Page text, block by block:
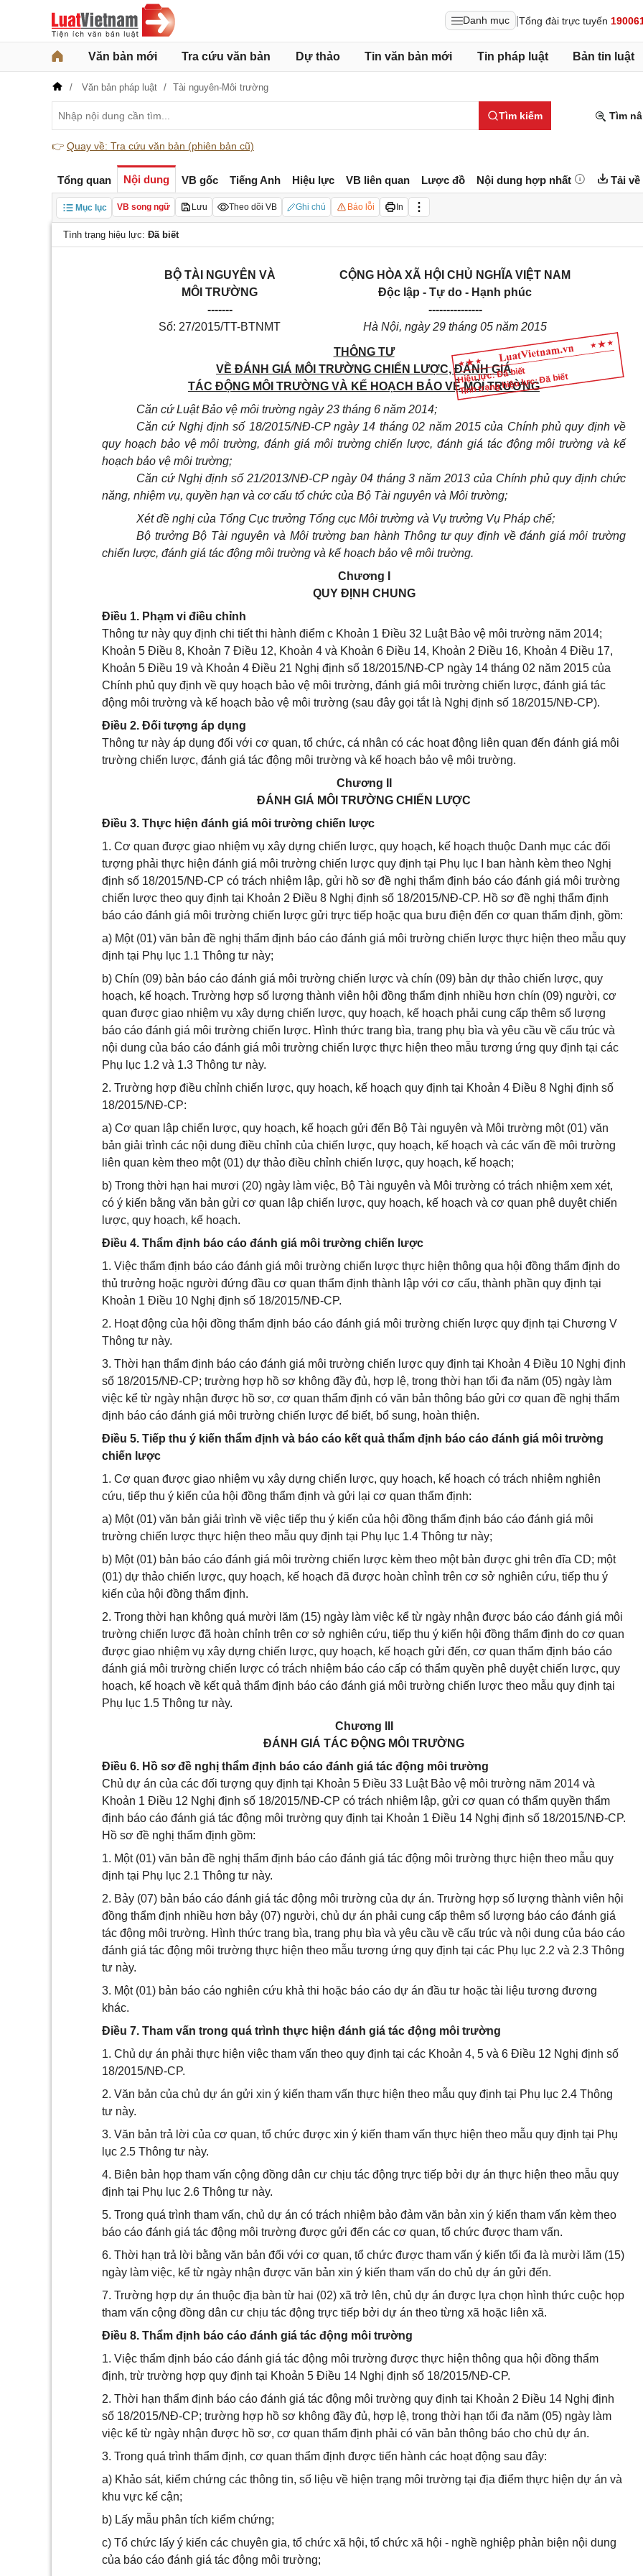
Danh mục Tổng đài trực tuyến
Văn bản mới Tra cứu văn bản Dự thảo Tin văn bản mới Tin pháp luật Bản tin luật
Văn bản pháp luật Tài nguyên-Môi trường
Tìm kiếm Tìm
👉 Quay về: Tra cứu văn bản (phiên bản cũ)
Tổng quan Nội dung VB gốc Tiếng Anh Hiệu lực VB liên quan Lược đồ Nội dung hợp nhất Tải về
Mục lục VB song ngữ Lưu Theo dõi VB Ghi chú Báo lỗi In
Tình trạng hiệu lực: Đã biết
Hiệu lực: Đã biết
Tình trạng hiệu lực: Đã biết
BỘ TÀI NGUYÊN VÀ
MÔI TRƯỜNG
-------
Số: 27/2015/TT-BTNMT
CỘNG HÒA XÃ HỘI CHỦ NGHĨA VIỆT NAM
Độc lập - Tự do - Hạnh phúc
---------------
Hà Nội, ngày 29 tháng 05 năm 2015
THÔNG TƯ
VỀ ĐÁNH GIÁ MÔI TRƯỜNG CHIẾN LƯỢC, ĐÁNH GIÁ
TÁC ĐỘNG MÔI TRƯỜNG VÀ KẾ HOẠCH BẢO VỆ MÔI TRƯỜNG
Căn cứ Luật Bảo vệ môi trường ngày 23 tháng 6 năm 2014;
Căn cứ Nghị định số 18/2015/NĐ-CP ngày 14 tháng 02 năm 2015 của Chính phủquy định về
quy hoạch bảo vệ môi trường, đánh giá môi trường chiến lược, đánh giá tác động môi trường và kế
hoạch bảo vệ môi trường;
Căn cứ Nghị định số 21/2013/NĐ-CP ngày 04 tháng3 năm 2013 của Chính phủquy định chức
năng, nhiệm vụ, quyền hạn và cơ cấu tổ chức của Bộ Tài nguyên và Môi trường;
Xét đề nghị của Tổng Cục trưởng Tổng cục Môi trường và Vụ trưởng Vụ Pháp chế;
Bộ trưởng Bộ Tài nguyên và Môi trường ban hành Thông tư quy định về đánh giá môi trường
chiến lược, đánh giá tác động môi trường và kế hoạch bảo vệ môi trường.
Chương I
QUY ĐỊNH CHUNG
Điều 1. Phạm vi điều chỉnh
Thông tư này quy định chi tiết thi hành điểm c Khoản 1 Điều 32 Luật Bảo vệ môi trường năm 2014;
Khoản 5 Điều 8, Khoản 7 Điều 12, Khoản 4 và Khoản 6 Điều 14, Khoản 2 Điều 16, Khoản 4 Điều 17,
Khoản 5 Điều 19 và Khoản 4 Điều 21 Nghị định số 18/2015/NĐ-CP ngày 14 tháng 02 năm 2015 của
Chính phủ quy định về quy hoạch bảo vệ môi trường, đánh giá môi trường chiến lược, đánh giá tác
động môi trường và kế hoạch bảo vệ môi trường (sau đây gọi tắt là Nghị định số 18/2015/NĐ-CP).
Điều 2. Đối tượng áp dụng
Thông tư này áp dụng đối với cơ quan, tổ chức, cá nhân có các hoạt động liên quan đến đánh giá môi
trường chiến lược, đánh giá tác động môi trường và kế hoạch bảo vệ môi trường.
Chương II
ĐÁNH GIÁ MÔI TRƯỜNG CHIẾN LƯỢC
Điều 3. Thực hiện đánh giá môi trường chiến lược
1. Cơ quan được giao nhiệm vụ xây dựng chiến lược, quy hoạch, kế hoạch thuộc Danh mục các đối
tượng phải thực hiện đánh giá môi trường chiến lược quy định tại Phụ lục I ban hành kèm theo Nghị
định số 18/2015/NĐ-CP có trách nhiệm lập, gửi hồ sơ đề nghị thẩm định báo cáo đánh giá môi trường
chiến lược theo quy định tại Khoản 2 Điều 8 Nghị định số 18/2015/NĐ-CP. Hồ sơ đề nghị thẩm định
báo cáo đánh giá môi trường chiến lược gửi trực tiếp hoặc qua bưu điện đến cơ quan thẩm định, gồm:
a) Một (01) văn bản đề nghị thẩm định báo cáo đánh giá môi trường chiến lược thực hiện theo mẫu quy
định tại Phụ lục 1.1 Thông tư này;
b) Chín (09) bản báo cáo đánh giá môi trường chiến lược và chín (09) bản dự thảo chiến lược, quy
hoạch, kế hoạch. Trường hợp số lượng thành viên hội đồng thẩm định nhiều hơn chín (09) người, cơ
quan được giao nhiệm vụ xây dựng chiến lược, quy hoạch, kế hoạch phải cung cấp thêm số lượng
báo cáo đánh giá môi trường chiến lược. Hình thức trang bìa, trang phụ bìa và yêu cầu về cấu trúc và
nội dung của báo cáo đánh giá môi trường chiến lược thực hiện theo mẫu tương ứng quy định tại các
Phụ lục 1.2 và 1.3 Thông tư này.
2. Trường hợp điều chỉnh chiến lược, quy hoạch, kế hoạch quy định tại Khoản 4 Điều 8 Nghị định số
18/2015/NĐ-CP:
a) Cơ quan lập chiến lược, quy hoạch, kế hoạch gửi đến Bộ Tài nguyên và Môi trường một (01) văn
bản giải trình các nội dung điều chỉnh của chiến lược, quy hoạch, kế hoạch và các vấn đề môi trường
liên quan kèm theo một (01) dự thảo điều chỉnh chiến lược, quy hoạch, kế hoạch;
b) Trong thời hạn hai mươi (20) ngày làm việc, Bộ Tài nguyên và Môi trường có trách nhiệm xem xét,
có ý kiến bằng văn bản gửi cơ quan lập chiến lược, quy hoạch, kế hoạch và cơ quan phê duyệt chiến
lược, quy hoạch, kế hoạch.
Điều 4. Thẩm định báo cáo đánh giá môi trường chiến lược
1. Việc thẩm định báo cáo đánh giá môi trường chiến lược thực hiện thông qua hội đồng thẩm định do
thủ trưởng hoặc người đứng đầu cơ quan thẩm định thành lập với cơ cấu, thành phần quy định tại
Khoản 1 Điều 10 Nghị định số 18/2015/NĐ-CP.
2. Hoạt động của hội đồng thẩm định báo cáo đánh giá môi trường chiến lược quy định tại Chương V
Thông tư này.
3. Thời hạn thẩm định báo cáo đánh giá môi trường chiến lược quy định tại Khoản 4 Điều 10 Nghị định
số 18/2015/NĐ-CP; trường hợp hồ sơ không đầy đủ, hợp lệ, trong thời hạn tối đa năm (05) ngày làm
việc kể từ ngày nhận được hồ sơ, cơ quan thẩm định có văn bản thông báo gửi cơ quan đề nghị thẩm
định báo cáo đánh giá môi trường chiến lược để biết, bổ sung, hoàn thiện.
Điều 5. Tiếp thu ý kiến thẩm định và báo cáo kết quả thẩm định báo cáo đánh giá môi trường
chiến lược
1. Cơ quan được giao nhiệm vụ xây dựng chiến lược, quy hoạch, kế hoạch có trách nhiệm nghiên
cứu, tiếp thu ý kiến của hội đồng thẩm định và gửi lại cơ quan thẩm định:
a) Một (01) văn bản giải trình về việc tiếp thu ý kiến của hội đồng thẩm định báo cáo đánh giá môi
trường chiến lược thực hiện theo mẫu quy định tại Phụ lục 1.4 Thông tư này;
b) Một (01) bản báo cáo đánh giá môi trường chiến lược kèm theo một bản được ghi trên đĩa CD; một
(01) dự thảo chiến lược, quy hoạch, kế hoạch đã được hoàn chỉnh trên cơ sở nghiên cứu, tiếp thu ý
kiến của hội đồng thẩm định.
2. Trong thời hạn không quá mười lăm (15) ngày làm việc kể từ ngày nhận được báo cáo đánh giá môi
trường chiến lược đã hoàn chỉnh trên cơ sở nghiên cứu, tiếp thu ý kiến hội đồng thẩm định do cơ quan
được giao nhiệm vụ xây dựng chiến lược, quy hoạch, kế hoạch gửi đến, cơ quan thẩm định báo cáo
đánh giá môi trường chiến lược có trách nhiệm báo cáo cấp có thẩm quyền phê duyệt chiến lược, quy
hoạch, kế hoạch về kết quả thẩm định báo cáo đánh giá môi trường chiến lược theo mẫu quy định tại
Phụ lục 1.5 Thông tư này.
Chương III
ĐÁNH GIÁ TÁC ĐỘNG MÔI TRƯỜNG
Điều 6. Hồ sơ đề nghị thẩm định báo cáo đánh giá tác động môi trường
Chủ dự án của các đối tượng quy định tại Khoản 5 Điều 33 Luật Bảo vệ môi trường năm 2014 và
Khoản 1 Điều 12 Nghị định số 18/2015/NĐ-CP có trách nhiệm lập, gửi cơ quan có thẩm quyền thẩm
định báo cáo đánh giá tác động môi trường quy định tại Khoản 1 Điều 14 Nghị định số 18/2015/NĐ-CP.
Hồ sơ đề nghị thẩm định gồm:
1. Một (01) văn bản đề nghị thẩm định báo cáo đánh giá tác động môi trường thực hiện theo mẫu quy
định tại Phụ lục 2.1 Thông tư này.
2. Bảy (07) bản báo cáo đánh giá tác động môi trường của dự án. Trường hợp số lượng thành viên hội
đồng thẩm định nhiều hơn bảy (07) người, chủ dự án phải cung cấp thêm số lượng báo cáo đánh giá
tác động môi trường. Hình thức trang bìa, trang phụ bìa và yêu cầu về cấu trúc và nội dung của báo cáo
đánh giá tác động môi trường thực hiện theo mẫu tương ứng quy định tại các Phụ lục 2.2 và 2.3 Thông
tư này.
3. Một (01) bản báo cáo nghiên cứu khả thi hoặc báo cáo dự án đầu tư hoặc tài liệu tương đương
khác.
Điều 7. Tham vấn trong quá trình thực hiện đánh giá tác động môi trường
1. Chủ dự án phải thực hiện việc tham vấn theo quy định tại các Khoản 4, 5 và 6 Điều 12 Nghị định số
18/2015/NĐ-CP.
2. Văn bản của chủ dự án gửi xin ý kiến tham vấn thực hiện theo mẫu quy định tại Phụ lục 2.4 Thông
tư này.
3. Văn bản trả lời của cơ quan, tổ chức được xin ý kiến tham vấn thực hiện theo mẫu quy định tại Phụ
lục 2.5 Thông tư này.
4. Biên bản họp tham vấn cộng đồng dân cư chịu tác động trực tiếp bởi dự án thực hiện theo mẫu quy
định tại Phụ lục 2.6 Thông tư này.
5. Trong quá trình tham vấn, chủ dự án có trách nhiệm bảo đảm văn bản xin ý kiến tham vấn kèm theo
báo cáo đánh giá tác động môi trường được gửi đến các cơ quan, tổ chức được tham vấn.
6. Thời hạn trả lời bằng văn bản đối với cơ quan, tổ chức được tham vấn ý kiến tối đa là mười lăm (15)
ngày làm việc, kể từ ngày nhận được văn bản xin ý kiến tham vấn do chủ dự án gửi đến.
7. Trường hợp dự án thuộc địa bàn từ hai (02) xã trở lên, chủ dự án được lựa chọn hình thức cuộc họp
tham vấn cộng đồng dân cư chịu tác động trực tiếp bởi dự án theo từng xã hoặc liên xã.
Điều 8. Thẩm định báo cáo đánh giá tác động môi trường
1. Việc thẩm định báo cáo đánh giá tác động môi trường được thực hiện thông qua hội đồng thẩm
định, trừ trường hợp quy định tại Khoản 5 Điều 14 Nghị định số 18/2015/NĐ-CP.
2. Thời hạn thẩm định báo cáo đánh giá tác động môi trường quy định tại Khoản 2 Điều 14 Nghị định
số 18/2015/NĐ-CP; trường hợp hồ sơ không đầy đủ, hợp lệ, trong thời hạn tối đa năm (05) ngày làm
việc kể từ ngày nhận được hồ sơ, cơ quan thẩm định phải có văn bản thông báo cho chủ dự án.
3. Trong quá trình thẩm định, cơ quan thẩm định được tiến hành các hoạt động sau đây:
a) Khảo sát, kiểm chứng các thông tin, số liệu về hiện trạng môi trường tại địa điểm thực hiện dự án và
khu vực kế cận;
b) Lấy mẫu phân tích kiểm chứng;
c) Tổ chức lấy ý kiến các chuyên gia, tổ chức xã hội, tổ chức xã hội - nghề nghiệp phản biện nội dung
của báo cáo đánh giá tác động môi trường;